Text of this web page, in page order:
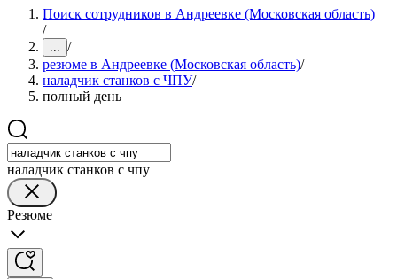
Поиск сотрудников в Андреевке (Московская область)
/
... /
резюме в Андреевке (Московская область)/
наладчик станков с ЧПУ/
полный день
наладчик станков с чпу
Резюме